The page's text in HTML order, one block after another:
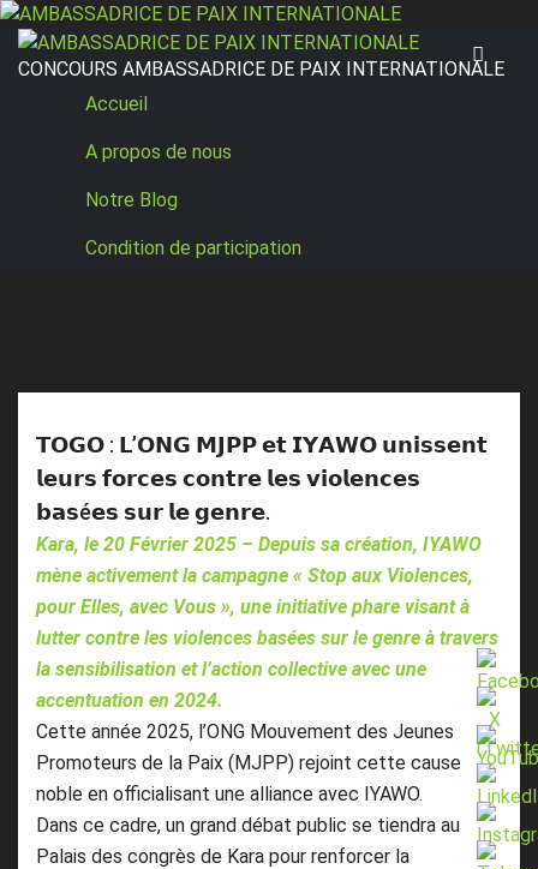
Skip
content
CONCOURS AMBASSADRICE DE PAIX INTERNATIONALE
Accueil
A propos de nous
Notre Blog
Condition de participation
𝗧𝗢𝗚𝗢 : 𝗟’𝗢𝗡𝗚 𝗠𝗝𝗣𝗣 𝗲𝘁 𝗜𝗬𝗔𝗪𝗢 𝘂𝗻𝗶𝘀𝘀𝗲𝗻𝘁
𝗹𝗲𝘂𝗿𝘀 𝗳𝗼𝗿𝗰𝗲𝘀 𝗰𝗼𝗻𝘁𝗿𝗲 𝗹𝗲𝘀 𝘃𝗶𝗼𝗹𝗲𝗻𝗰𝗲𝘀
𝗯𝗮𝘀é𝗲𝘀 𝘀𝘂𝗿 𝗹𝗲 𝗴𝗲𝗻𝗿𝗲.
Kara, le 20 Février 2025 – Depuis sa création, IYAWO
mène activement la campagne « Stop aux Violences,
pour Elles, avec Vous », une initiative phare visant à
lutter contre les violences basées sur le genre à travers
la sensibilisation et l’action collective avec une
accentuation en 2024.
Cette année 2025, l’ONG Mouvement des Jeunes
Promoteurs de la Paix (MJPP) rejoint cette cause
noble en officialisant une alliance avec IYAWO.
Dans ce cadre, un grand débat public se tiendra au
Palais des congrès de Kara pour renforcer la